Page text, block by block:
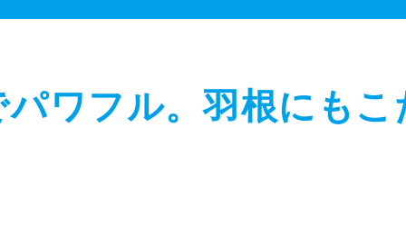
パワフル。羽根にもこ